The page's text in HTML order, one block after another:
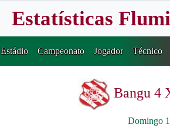
Estatísticas
Estádio Campeonato Jogador Técnico
Bangu 4
Domingo